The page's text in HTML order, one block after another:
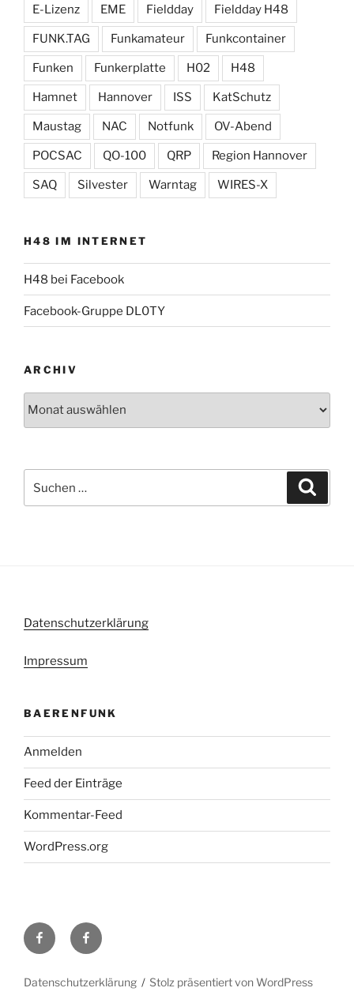
E-Lizenz EME Fieldday Fieldday H48
FUNK.TAG Funkamateur Funkcontainer
Funken Funkerplatte H02 H48
Hamnet Hannover ISS KatSchutz
Maustag NAC Notfunk OV-Abend
POCSAC QO-100 QRP Region Hannover
SAQ Silvester Warntag WIRES-X
H48 IM INTERNET
H48 bei Facebook
Facebook-Gruppe DL0TY
ARCHIV
nach:
Datenschutzerklärung
Impressum
BAERENFUNK
Anmelden
Feed der Einträge
Kommentar-Feed
WordPress.org
H48
bei
Facebook-
Gruppe
Datenschutzerklärung Stolz präsentiert von WordPress